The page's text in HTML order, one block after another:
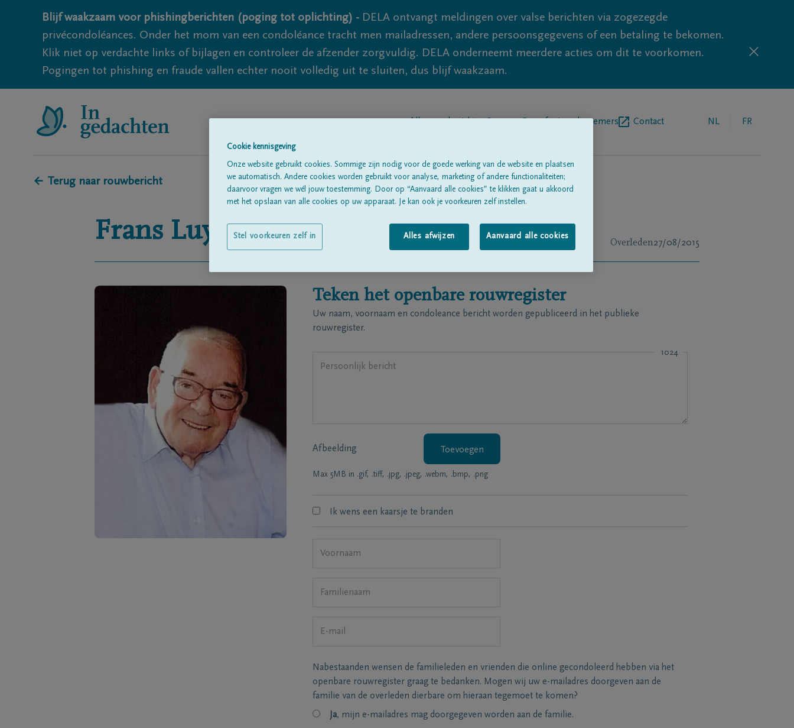
Blijf waakzaam voor phishingberichten (poging tot oplichting) - DELA ontvangt meldingen over valse berichten via zogezegde
privécondoléances. Onder het mom van een condoléance tracht men mailadressen, andere persoonsgegevens of een betaling te bekomen.
Klik niet op verdachte links of bijlagen en controleer de afzender zorgvuldig. DELA onderneemt meerdere acties om dit te voorkomen.
Pogingen tot phishing en fraude vallen echter nooit volledig uit te sluiten, dus blijf waakzaam.
Begrafenisondernemers Contact NL FR
← Terug naar rouwbericht
Frans Luypaert Overleden27/08/2015
Teken het openbare rouwregister
Uw naam, voornaam en condoleance bericht worden gepubliceerd in het publieke
rouwregister.
1024
Afbeelding Toevoegen
Max 5MB in .gif, .tiff, .jpg, .jpeg, .webm, .bmp, .png
Ik wens een kaarsje te branden
Nabestaanden wensen de familieleden en vrienden die online gecondoleerd hebben via het
openbare rouwregister graag te bedanken. Mogen wij uw e-mailadres doorgeven aan de
familie van de overleden dierbare om hieraan tegemoet te komen?
Ja, mijn e-mailadres mag doorgegeven worden aan de familie.
Cookie kennisgeving
Onze website gebruikt cookies. Sommige zijn nodig voor de goede werking van de website en plaatsen
we automatisch. Andere cookies worden gebruikt voor analyse, marketing of andere functionaliteiten;
daarvoor vragen we wél jouw toestemming. Door op “Aanvaard alle cookies” te klikken gaat u akkoord
met het opslaan van alle cookies op uw apparaat. Je kan ook je voorkeuren zelf instellen.
Alles afwijzen Aanvaard alle cookies
Stel voorkeuren zelf in